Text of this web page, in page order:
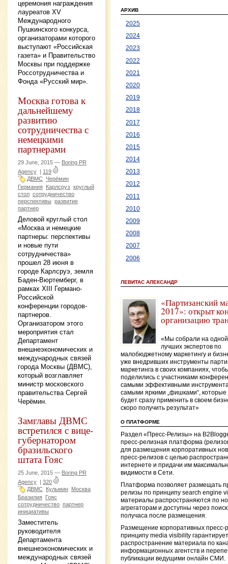
церемония награждения
лауреатов XV
Международного
Пушкинского конкурса,
организаторами которого
выступают «Российская
газета» и Правительство
Москвы при поддержке
Россотрудничества и
Фонда «Русский мир».
Москва готова к
дальнейшему
развитию
сотрудничества с
немецкими
партнерами
29 June, 2015 — Boring PR
Agency | 119
ДВМС Черёмин
Германия Карлсруэ круглый
стол сотрудничество
перспективы развитие
партнер
Деловой круглый стол
«Москва и немецкие
партнеры: перспективы
и новые пути
сотрудничества»
прошел 28 июня в
городе Карлсруэ, земля
Баден-Вюртемберг, в
рамках XIII Германо-
Российской
конференции городов-
партнеров.
Организатором этого
мероприятия стал
Департамент
внешнеэкономических и
международных связей
города Москвы (ДВМС),
который возглавляет
министр московского
правительства Сергей
Черёмин.
Замглавы ДВМС
встретился с вице-
губернатором
бразильского
штата Гояс
25 June, 2015 — Boring PR
Agency | 320
ДВМС Кульмин Москва
Бразилия Гояс
сотрудничество партнер
инициативы
Заместитель
руководителя
Департамента
внешнеэкономических и
международных связей
АРХИВ
2025
2024
2023
2022
2021
2020
2019
2018
2017
2016
2015
2014
2013
2012
2011
2010
2009
2008
2007
2006
ЛЕВИТАС АЛЕКСАНДР
«Партизанский
2017»: открыт
организацию
«Мы собрали на
лучших экспертов по
малобюджетному маркетингу и
уже внедривших инструменты
маркетинга в своих компаниях,
поделились с участниками
самыми эффективными
самыми яркими „фишками“,
будет сразу применить в своем
скоро получить результат»
О ПЛАТФОРМЕ
Раздел «Пресс-Релизы» на
пресс-релизная платформа
для размещения корпоративных
пресс-релизов с целью
интернете и придачи им
видимости в Сети.
Платформа позволяет размещать
релизы по принципу search engine
материалы распространяются по
агрегаторам и доступны через
получаса после размещения.
Размещение корпоративных пресс-
принципу media visibility гарантирует
распространение материала по
информационных агентств и
публикации ведущими онлайн СМИ.